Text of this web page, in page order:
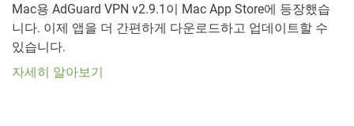
Mac용 AdGuard VPN v2.9.1이 Mac App Store에 등장했습
니다. 이제 앱을 더 간편하게 다운로드하고 업데이트할 수
있습니다.
자세히 알아보기